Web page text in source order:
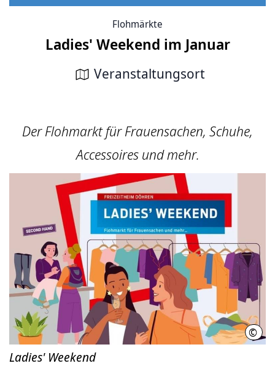
Flohmärkte
Ladies' Weekend im Januar
Veranstaltungsort
Der Flohmarkt für Frauensachen, Schuhe,
Accessoires und mehr.
© LHH
Ladies' Weekend